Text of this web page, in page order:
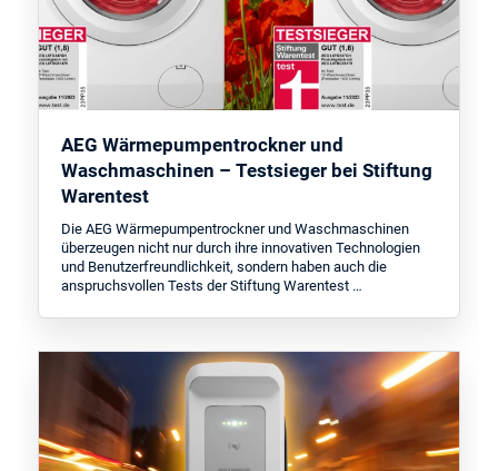
AEG Wärmepumpentrockner und
Waschmaschinen – Testsieger bei Stiftung
Warentest
Die AEG Wärmepumpentrockner und Waschmaschinen
überzeugen nicht nur durch ihre innovativen Technologien
und Benutzerfreundlichkeit, sondern haben auch die
anspruchsvollen Tests der Stiftung Warentest …